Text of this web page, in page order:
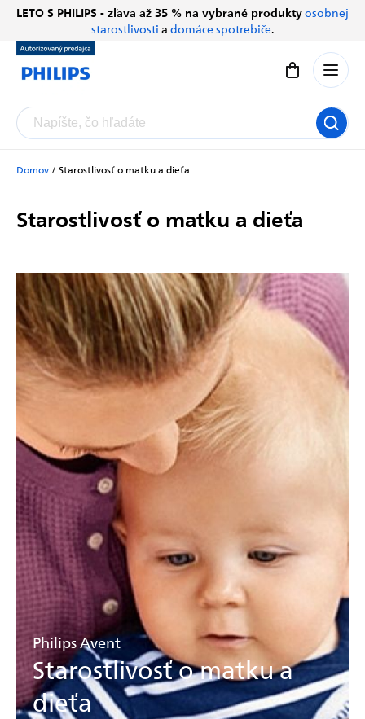
Prejsť
obsah
LETO S PHILIPS - zľava až 35 % na vybrané produktyosobnej
starostlivosti a domáce spotrebiče.
Nákupný
Domov / Starostlivosť o matku a dieťa
Starostlivosť o matku a dieťa
Philips Avent
Starostlivosť o matku a
dieťa
Chatbot Filip
Autorizovaný predajce